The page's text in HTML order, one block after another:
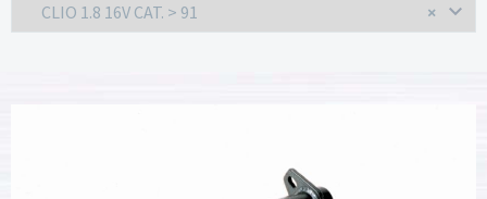
×
CLIO 1.8 16V CAT. > 91